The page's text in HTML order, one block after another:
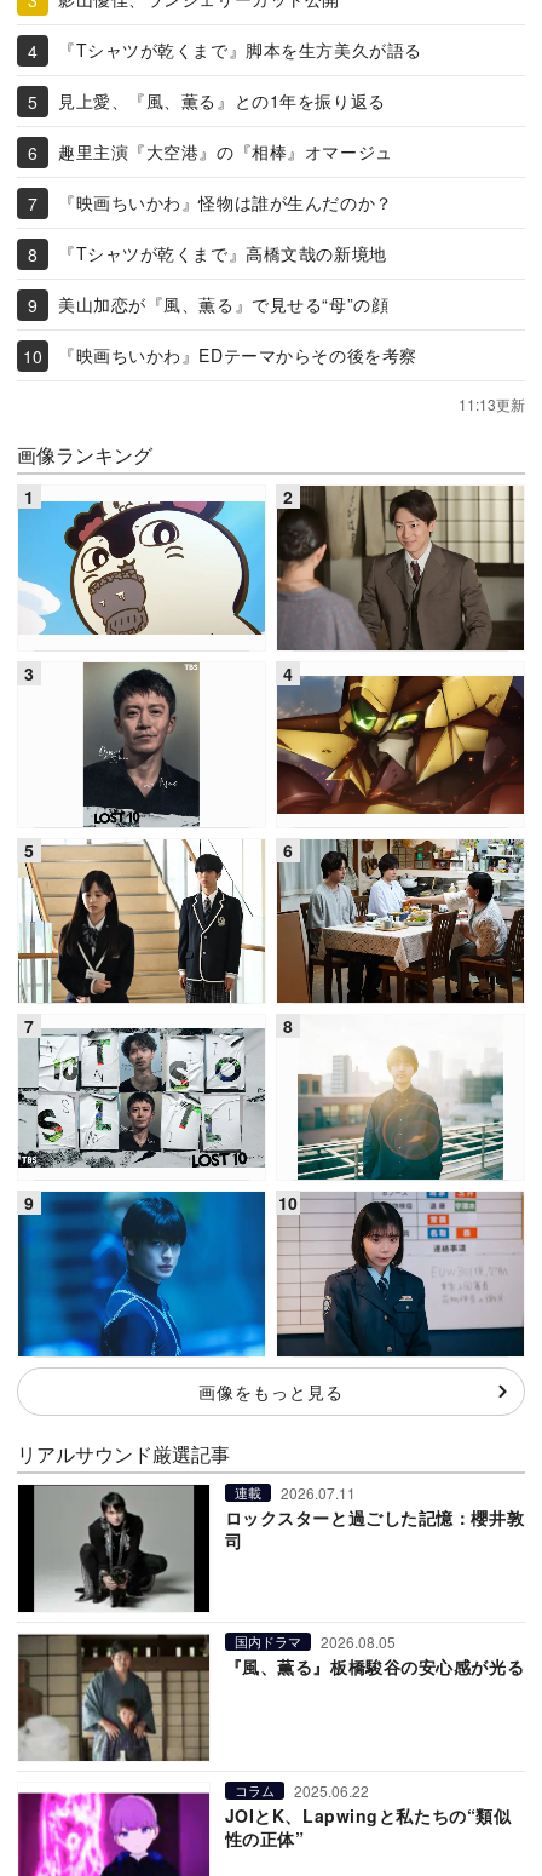
『Tシャツが乾くまで』脚本を生方美久が語る
見上愛、『風、薫る』との1年を振り返る
趣里主演『大空港』の『相棒』オマージュ
『映画ちいかわ』怪物は誰が生んだのか？
『Tシャツが乾くまで』高橋文哉の新境地
美山加恋が『風、薫る』で見せる“母”の顔
『映画ちいかわ』EDテーマからその後を考察
11:13更新
画像ランキング
画像をもっと見る
リアルサウンド厳選記事
連載 2026.07.11
ロックスターと過ごした記憶：櫻井敦
司
国内ドラマ 2026.08.05
『風、薫る』板橋駿谷の安心感が光る
コラム 2025.06.22
JOIとK、Lapwingと私たちの“類似
性の正体”